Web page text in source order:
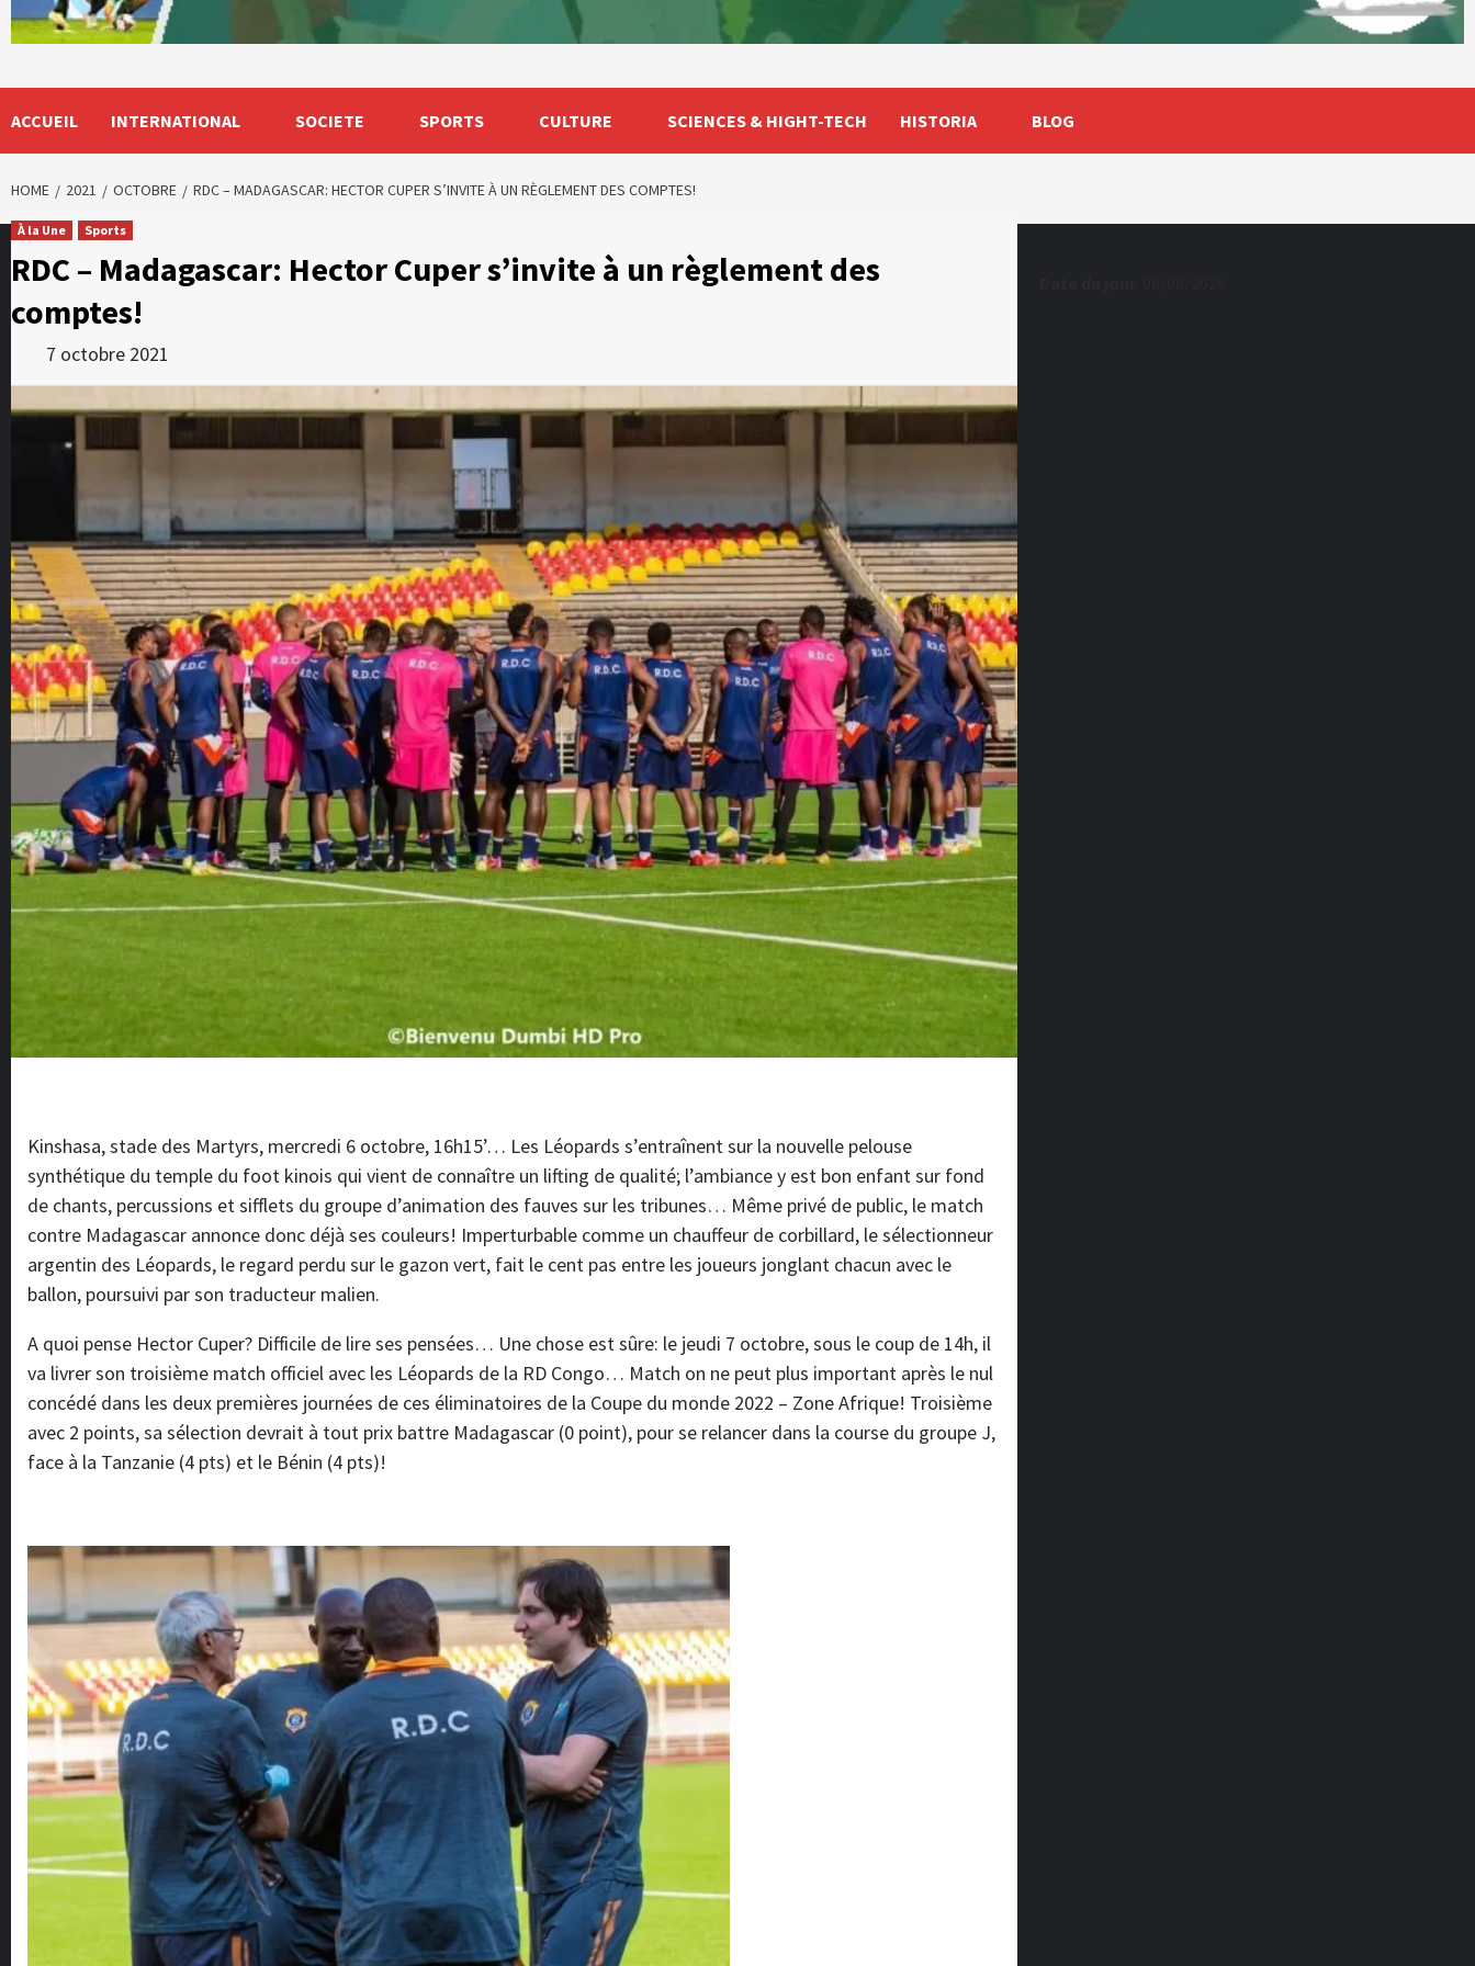
ACCUEIL INTERNATIONAL SOCIETE SPORTS CULTURE SCIENCES & HIGHT-TECH HISTORIA BLOG
HOME 2021 OCTOBRE RDC – MADAGASCAR: HECTOR CUPER S’INVITE À UN RÈGLEMENT DES COMPTES!
À la Une Sports
RDC – Madagascar: Hector Cuper s’invite à un règlement des
comptes!
7 octobre 2021
Kinshasa, stade des Martyrs, mercredi 6 octobre, 16h15’… Les Léopards s’entraînent sur la nouvelle pelouse
synthétique du temple du foot kinois qui vient de connaître un lifting de qualité; l’ambiance y est bon enfant sur fond
de chants, percussions et sifflets du groupe d’animation des fauves sur les tribunes… Même privé de public, le match
contre Madagascar annonce donc déjà ses couleurs! Imperturbable comme un chauffeur de corbillard, le sélectionneur
argentin des Léopards, le regard perdu sur le gazon vert, fait le cent pas entre les joueurs jonglant chacun avec le
ballon, poursuivi par son traducteur malien.
A quoi pense Hector Cuper? Difficile de lire ses pensées… Une chose est sûre: le jeudi 7 octobre, sous le coup de 14h, il
va livrer son troisième match officiel avec les Léopards de la RD Congo… Match on ne peut plus important après le nul
concédé dans les deux premières journées de ces éliminatoires de la Coupe du monde 2022 – Zone Afrique! Troisième
avec 2 points, sa sélection devrait à tout prix battre Madagascar (0 point), pour se relancer dans la course du groupe J,
face à la Tanzanie (4 pts) et le Bénin (4 pts)!